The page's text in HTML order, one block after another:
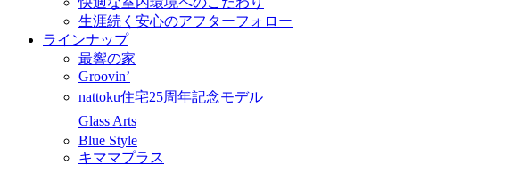
生涯続く安心のアフターフォロー
ラインナップ
最響の家
Groovin’
nattoku住宅25周年記念モデル
Glass Arts
Blue Style
キママプラス